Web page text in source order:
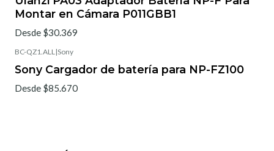
Montar en Cámara P011GBB1
Desde $30.369
BC-QZ1.ALL |Sony
Sony Cargador de batería para NP-FZ100
Desde $85.670